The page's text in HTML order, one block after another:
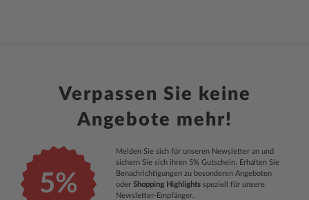
Verpassen Sie keine
Angebote mehr!
5%
Melden Sie sich für unseren Newsletter an und
sichern Sie sich ihren 5% Gutschein. Erhalten Sie
Benachrichtigungen zu besonderen Angeboten
oder Shopping Highlights speziell für unsere
Newsletter-Empfänger.